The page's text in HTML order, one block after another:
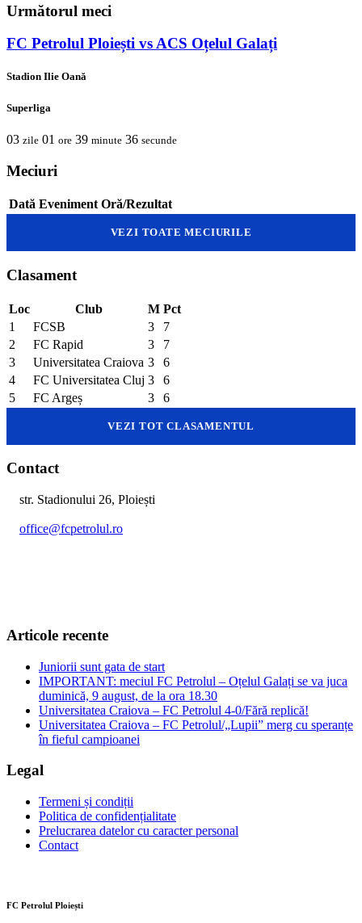
Următorul meci
FC Petrolul Ploiești vs ACS Oțelul Galați
Stadion Ilie Oană
Superliga
03 zile 01 ore 39 minute 36 secunde
Meciuri
Dată Eveniment Oră/Rezultat
VEZI TOATE MECIURILE
Clasament
Loc Club M Pct
1
FCSB 3
7
2
FC Rapid 3
7
3
Universitatea Craiova 3
6
4
FC Universitatea Cluj 3
6
5
FC Argeș 3 6
VEZI TOT CLASAMENTUL
Contact
str. Stadionului 26, Ploiești
office@fcpetrolul.ro
Articole recente
Juniorii sunt gata de start
IMPORTANT: meciul FC Petrolul – Oțelul Galați se va juca
duminică, 9 august, de la ora 18.30
Universitatea Craiova – FC Petrolul 4-0/Fără replică!
Universitatea Craiova – FC Petrolul/„Lupii” merg cu speranțe
în fieful campioanei
Legal
Termeni și condiții
Politica de confidențialitate
Prelucrarea datelor cu caracter personal
Contact
FC Petrolul Ploiești